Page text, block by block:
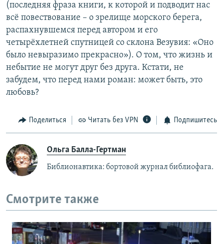
(последняя фраза книги, к которой и подводит нас
всё повествование – о зрелище морского берега,
распахнувшемся перед автором и его
четырёхлетней спутницей со склона Везувия: «Оно
было невыразимо прекрасно»). О том, что жизнь и
небытие не могут друг без друга. Кстати, не
забудем, что перед нами роман: может быть, это
любовь?
Поделиться Читать без VPN Подпишитесь
Ольга Балла-Гертман
Библионавтика: бортовой журнал библиофага.
Смотрите также